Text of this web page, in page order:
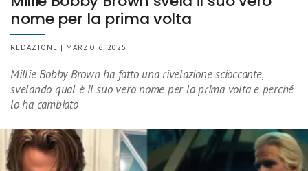
nome per la prima volta
REDAZIONE | MARZO 6, 2025
Millie Bobby Brown ha fatto una rivelazione scioccante,
svelando qual è il suo vero nome per la prima volta e perché
lo ha cambiato